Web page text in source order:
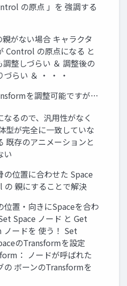
の原点 」を 強調する
がない場合 キャラクタ
Control の原点になる と
調整しづらい ＆ 調整後の
らい ＆ ・ ・ ・
を調整可能ですが…
なるので、汎用性がなく
型が完全に一致していな
既存のアニメーションと
い
の位置に合わせた Space
の 親にすることで解決
位置・向きにSpaceを合わ
Space ノード と Get
ノードを 使う！ Set
のTransformを設定
： ノードが呼ばれた
の ボーンのTransformを